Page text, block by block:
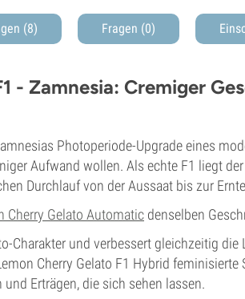
(8) Fragen (0)
- Zamnesia: Cremiger
Photoperiode-Upgrade eines
Aufwand wollen. Als echte F1 liegt
Durchlauf von der Aussaat bis zur
Cherry Gelato Automatic denselben
Charakter und verbessert gleichzeitig
Cherry Gelato F1 Hybrid
Erträgen, die sich sehen lassen.